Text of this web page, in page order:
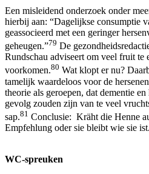
Een misleidend onderzoek onder
hierbij aan: “Dagelijkse consumptie
geassocieerd met een geringer
geheugen.”79 De
Rundschau adviseert om veel fruit te
voorkomen.80 Wat klopt er nu?
tamelijk waardeloos voor de
theorie als geroepen, dat dementie
gevolg zouden zijn van te veel
sap.81 Conclusie: Kräht die Henne
Empfehlung oder sie bleibt wie sie ist.
WC-spreuken